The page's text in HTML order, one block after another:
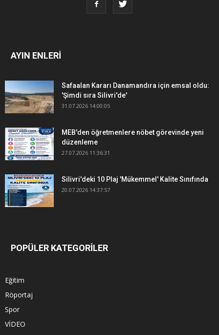
AYIN ENLERİ
Safaalan Kararı Danamandıra için emsal oldu:
'Şimdi sıra Silivri'de'
31.07.2026 14:00:05
MEB'den öğretmenlere nöbet görevinde yeni
düzenleme
27.07.2026 11:36:31
Silivri'deki 10 Plaj 'Mükemmel' Kalite Sınıfında
20.07.2026 14:37:57
POPÜLER KATEGORİLER
Eğitim
Röportaj
Spor
VİDEO